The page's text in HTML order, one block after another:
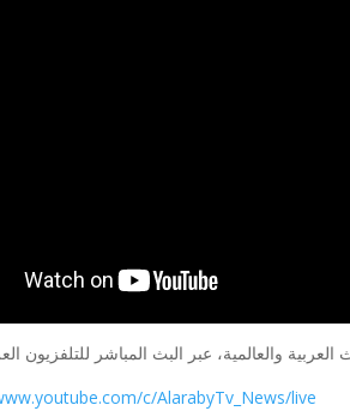
c/AlarabyTv_News/live